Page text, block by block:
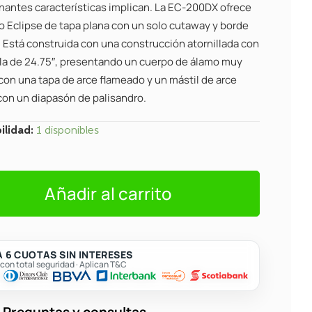
características implican. La EC-200DX ofrece
Eclipse de tapa plana con un solo cutaway y borde
Está construida con una construcción atornillada con
de 24.75″, presentando un cuerpo de álamo muy
una tapa de arce flameado y un mástil de arce
un diapasón de palisandro.
1 disponibles
Añadir al carrito
6 CUOTAS SIN INTERESES
total seguridad · Aplican T&C